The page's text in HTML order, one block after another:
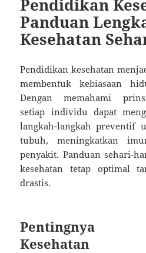
Pendidikan
Panduan
Kesehatan
Pendidikan kesehatan
membentuk kebiasaan
Dengan memahami
setiap individu dapat
langkah-langkah preventif
tubuh, meningkatkan
penyakit. Panduan sehari-
kesehatan tetap optimal
drastis.
Pentingnya
Kesehatan